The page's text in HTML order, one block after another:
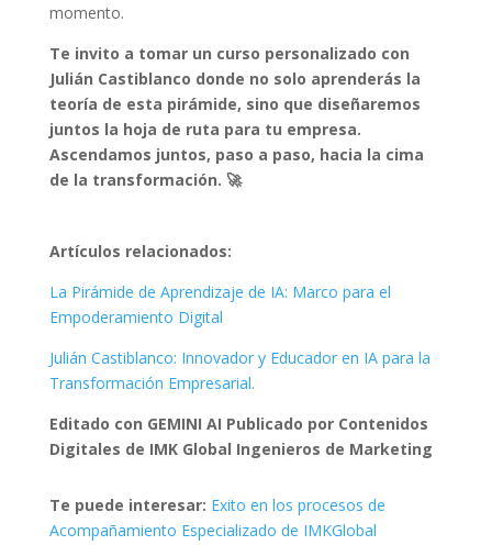
momento.
Te invito a tomar un curso personalizado con
Julián Castiblanco donde no solo aprenderás la
teoría de esta pirámide, sino que diseñaremos
juntos la hoja de ruta para tu empresa.
Ascendamos juntos, paso a paso, hacia la cima
de la transformación. 🚀
Artículos relacionados:
La Pirámide de Aprendizaje de IA: Marco para el
Empoderamiento Digital
Julián Castiblanco: Innovador y Educador en IA para la
Transformación Empresarial.
Editado con GEMINI AI Publicado por Contenidos
Digitales de IMK Global Ingenieros de Marketing
Te puede interesar: Exito en los procesos de
Acompañamiento Especializado de IMKGlobal